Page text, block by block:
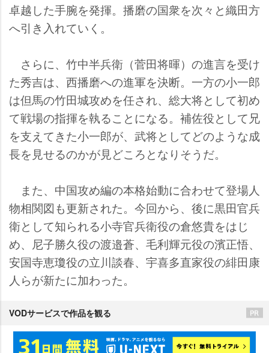
卓越した手腕を発揮。播磨の国衆を次々と織田方
へ引き入れていく。
さらに、竹中半兵衛（菅田将暉）の進言を受け
た秀吉は、西播磨への進軍を決断。一方の小一郎
は但馬の竹田城攻めを任され、総大将として初め
て戦場の指揮を執ることになる。補佐役として兄
を支えてきた小一郎が、武将としてどのような成
長を見せるのかが見どころとなりそうだ。
また、中国攻め編の本格始動に合わせて登場人
物相関図も更新された。今回から、後に黒田官兵
衛として知られる小寺官兵衛役の倉悠貴をはじ
め、尼子勝久役の渡邉蒼、毛利輝元役の濱正悟、
安国寺恵瓊役の立川談春、宇喜多直家役の緋田康
人らが新たに加わった。
VODサービスで作品を観る